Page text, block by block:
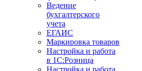
Ведение
бухгалтерского
учета
ЕГАИС
Маркировка товаров
Настройка и работа
в 1С:Розница
Настройка и работа